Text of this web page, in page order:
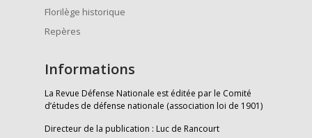
Florilège historique
Repères
Informations
La Revue Défense Nationale est éditée par le Comité
d’études de défense nationale (association loi de 1901)
Directeur de la publication : Luc de Rancourt